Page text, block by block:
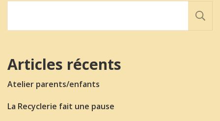
Articles récents
Atelier parents/enfants
La Recyclerie fait une pause